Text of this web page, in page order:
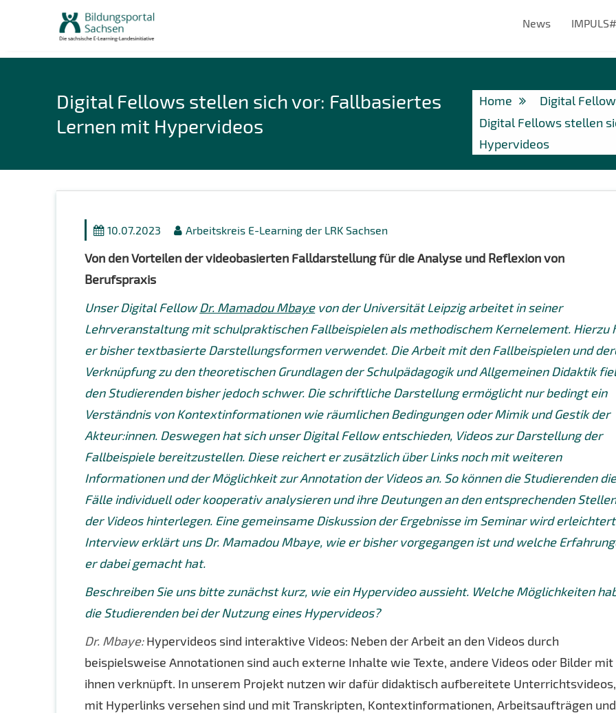
News
Digital Fellows stellen sich vor: Fallbasiertes
Lernen mit Hypervideos
Home
Digital
Digital Fellows stellen
Hypervideos
10.07.2023 Arbeitskreis E-Learning der LRK Sachsen
Von den Vorteilen der videobasierten Falldarstellung für die Analyse und Reflexion von
Berufspraxis
Unser Digital FellowDr. Mamadou Mbayevon der Universität Leipzig arbeitet in seiner
Lehrveranstaltung mit schulpraktischen Fallbeispielen als methodischem Kernelement. Hierzu
er bisher textbasierte Darstellungsformen verwendet. Die Arbeit mit den Fallbeispielen und
Verknüpfung zu den theoretischen Grundlagen der Schulpädagogik und Allgemeinen Didaktik
den Studierenden bisher jedoch schwer. Die schriftliche Darstellung ermöglicht nur bedingt ein
Verständnis von Kontextinformationen wie räumlichen Bedingungen oder Mimik und Gestik der
Akteur:innen. Deswegen hat sich unser Digital Fellow entschieden, Videos zur Darstellung der
Fallbeispiele bereitzustellen. Diese reichert er zusätzlich über Links noch mit weiteren
Informationen und der Möglichkeit zur Annotation der Videos an. So können die Studierenden
Fälle individuell oder kooperativ analysieren und ihre Deutungen an den entsprechenden
der Videos hinterlegen. Eine gemeinsame Diskussion der Ergebnisse im Seminar wird
Interview erklärt uns Dr. Mamadou Mbaye, wie er bisher vorgegangen ist und welche
er dabei gemacht hat.
Beschreiben Sie uns bitte zunächst kurz, wie ein Hypervideo aussieht. Welche Möglichkeiten
die Studierenden bei der Nutzung eines Hypervideos?
Dr. Mbaye:Hypervideos sind interaktive Videos: Neben der Arbeit an den Videos durch
beispielsweise Annotationen sind auch externe Inhalte wie Texte, andere Videos oder Bilder mit
ihnen verknüpft. In unserem Projekt nutzen wir dafür didaktisch aufbereitete
mit Hyperlinks versehen sind und mit Transkripten, Kontextinformationen, Arbeitsaufträgen und